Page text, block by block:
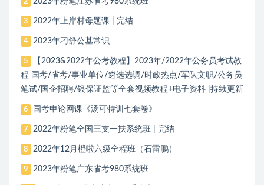
3 2022年上岸村母题课 | 完结
4 2023年刁舒公基常识
5
【2023&2022年公考教程】2023年/2022年公务员考试教
程 国考/省考/事业单位/遴选选调/时政热点/军队文职/公务员
笔试/国企招聘/银保证监等全套视频教程+电子资料 |持续更新
6 国考申论网课《汤可特训七套卷》
7 2022年粉笔全国三支一扶系统班 | 完结
8 2022年12月橙啦六级全程班（石雷鹏）
9 2023年粉笔广东省考980系统班